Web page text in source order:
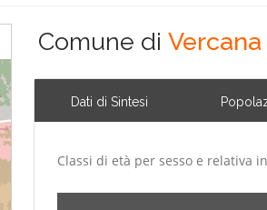
Comune di Vercana
Dati di Sintesi
Classi di età per sesso e relativa